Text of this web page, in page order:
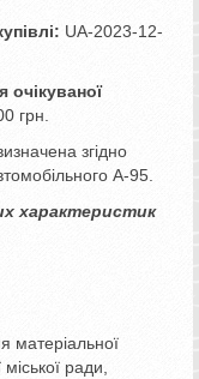
UA-2023-12-
очікуваної
грн.
згідно
А-95.
характеристик
матеріальної
ради,